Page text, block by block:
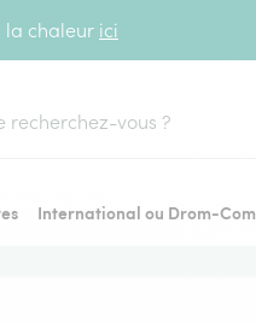
la chaleur ici
International ou Drom-Com